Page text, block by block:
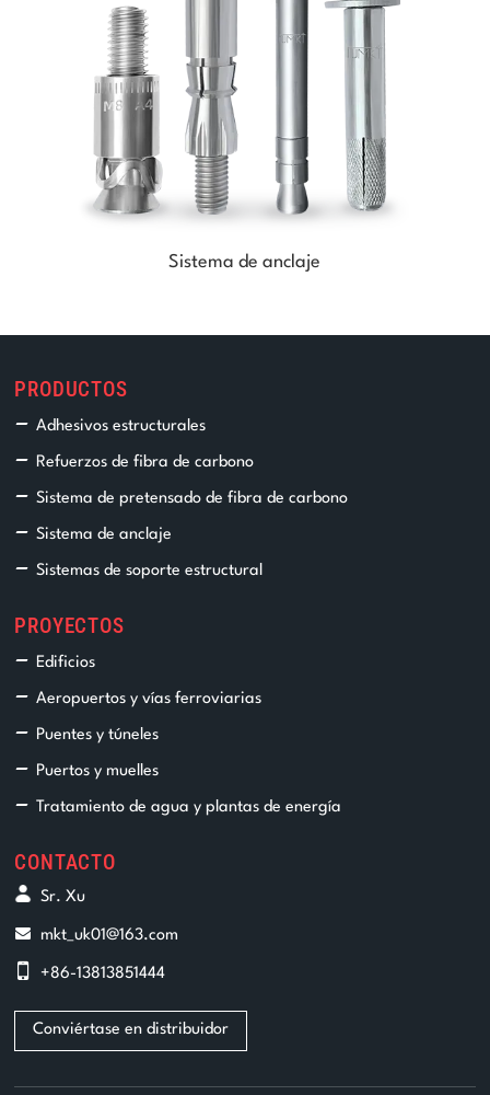
Sistema de anclaje
PRODUCTOS
Adhesivos estructurales
Refuerzos de fibra de carbono
Sistema de pretensado de fibra de carbono
Sistema de anclaje
Sistemas de soporte estructural
PROYECTOS
Edificios
Aeropuertos y vías ferroviarias
Puentes y túneles
Puertos y muelles
Tratamiento de agua y plantas de energía
CONTACTO
Sr. Xu
mkt_uk01@163.com
+86-13813851444
Conviértase en distribuidor